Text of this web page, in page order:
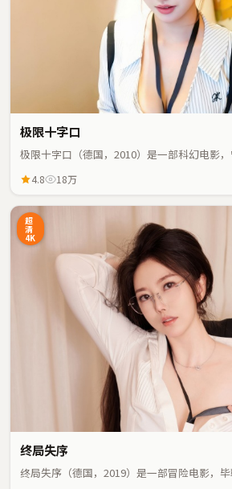
极限十字口
极限十字口（德国，2010）是一部科幻电影
4.8 18万
超
清
4K
终局失序
终局失序（德国，2019）是一部冒险电影，